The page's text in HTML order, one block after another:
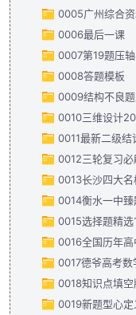
二轮复习导
二轮复习导
概率与分布列
概率与分布列
概率与统计
概率与统计下
概率与统计下
高中数学核心
基本不等式
基本不等式30
解三角形题型
解三角形题
九省联考新
九省联考新
九省联考新题
星空教育 高
星空教育 高
2025届高二
2025届高二
0005广州综合
2024年广州
2024年广州
0006最后一课
2024年高考
（印刷版，
0007第19题压
新高考 新结
0008答题模板
2024高中数
0009结构不良
2024新高考
2024新高考
0010三维设计
2025版本--
2025版本--
2025版本--
0011最新二级结
2025最新二
0012三轮复习必
2024考前三
0013长沙四大名
2024-长沙四
0014衡水一中臻
臻题突破.高
0015选择题精
2024考前选
2024考前选
2024考前选
0016全国历年
全国历年高考
0017德爷高考
2024高考《
2024高考《
0018知识点填空
1_高考必刷
0019新题型心定